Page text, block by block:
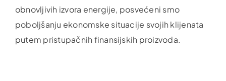
obnovljivih izvora energije, posvećeni smo
poboljšanju ekonomske situacije svojih klijenata
putem pristupačnih finansijskih proizvoda.